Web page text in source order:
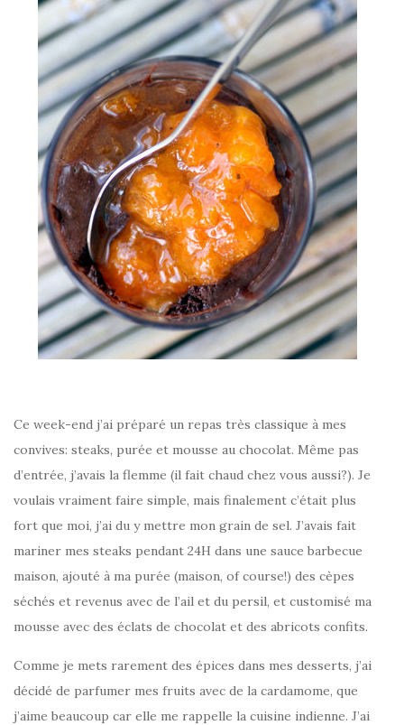
Ce week-end j’ai préparé un repas très classique à mes
convives: steaks, purée et mousse au chocolat. Même pas
d’entrée, j’avais la flemme (il fait chaud chez vous aussi?). Je
voulais vraiment faire simple, mais finalement c’était plus
fort que moi, j’ai du y mettre mon grain de sel. J’avais fait
mariner mes steaks pendant 24H dans une sauce barbecue
maison, ajouté à ma purée (maison, of course!) des cèpes
séchés et revenus avec de l’ail et du persil, et customisé ma
mousse avec des éclats de chocolat et des abricots confits.
Comme je mets rarement des épices dans mes desserts, j’ai
décidé de parfumer mes fruits avec de la cardamome, que
j’aime beaucoup car elle me rappelle la cuisine indienne. J’ai